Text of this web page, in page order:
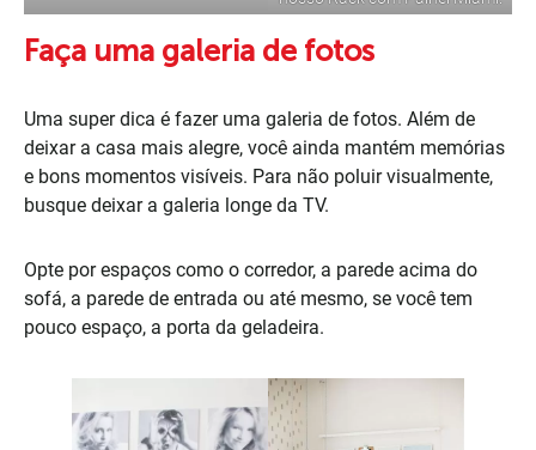
Faça uma galeria de fotos
Uma super dica é fazer uma galeria de fotos. Além de
deixar a casa mais alegre, você ainda mantém memórias
e bons momentos visíveis. Para não poluir visualmente,
busque deixar a galeria longe da TV.
Opte por espaços como o corredor, a parede acima do
sofá, a parede de entrada ou até mesmo, se você tem
pouco espaço, a porta da geladeira.